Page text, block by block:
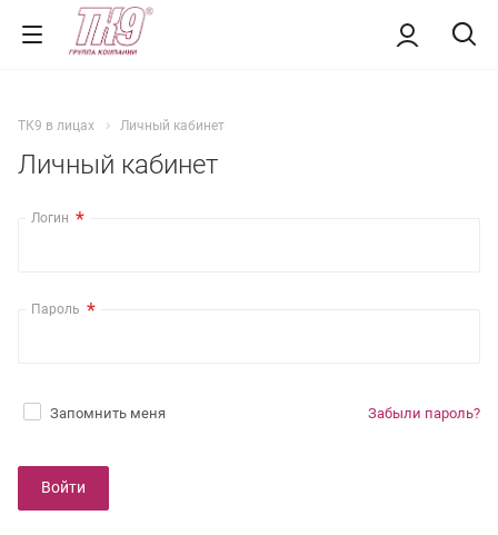
ТК9 в лицах Личный кабинет
Личный кабинет
Логин *
Пароль *
Забыли пароль?
Запомнить меня
Войти